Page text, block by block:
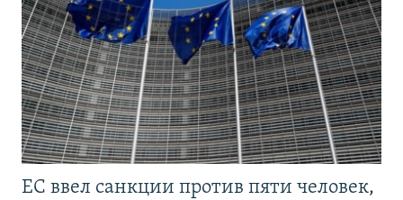
ЕС ввел санкции против пяти человек,